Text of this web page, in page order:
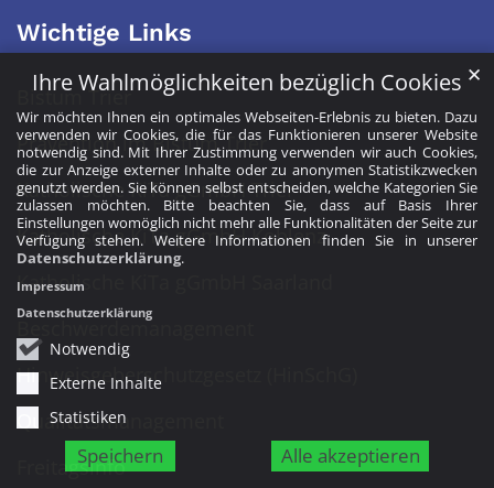
Ihre Wahlmöglichkeiten bezüglich Cookies
Wir möchten Ihnen ein optimales Webseiten-Erlebnis zu bieten. Dazu
verwenden wir Cookies, die für das Funktionieren unserer Website
notwendig sind. Mit Ihrer Zustimmung verwenden wir auch Cookies,
die zur Anzeige externer Inhalte oder zu anonymen Statistikzwecken
genutzt werden. Sie können selbst entscheiden, welche Kategorien Sie
zulassen möchten. Bitte beachten Sie, dass auf Basis Ihrer
Einstellungen womöglich nicht mehr alle Funktionalitäten der Seite zur
Verfügung stehen. Weitere Informationen finden Sie in unserer
Datenschutzerklärung.
Notwendig
Externe Inhalte
Statistiken
Speichern Alle akzeptieren
✕
Impressum
Datenschutzerklärung
Wichtige Links
Bistum Trier
Prävention im Bistum Trier
Katholische KiTa gGmbH Trier
Katholische KiTa gGmbH Koblenz
Katholische KiTa gGmbH Saarland
Beschwerdemanagement
Hinweisgeberschutzgesetz (HinSchG)
Qualitätsmanagement
Freitagsinfo